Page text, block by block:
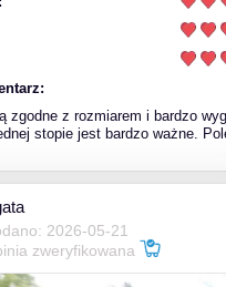
zgodne z rozmiarem i bardzo
stopie jest bardzo ważne.
2026-05-21
zweryfikowana